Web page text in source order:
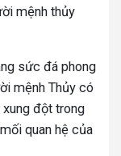
mệnh thủy
sức đá phong
mệnh Thủy có
đột trong
quan hệ của